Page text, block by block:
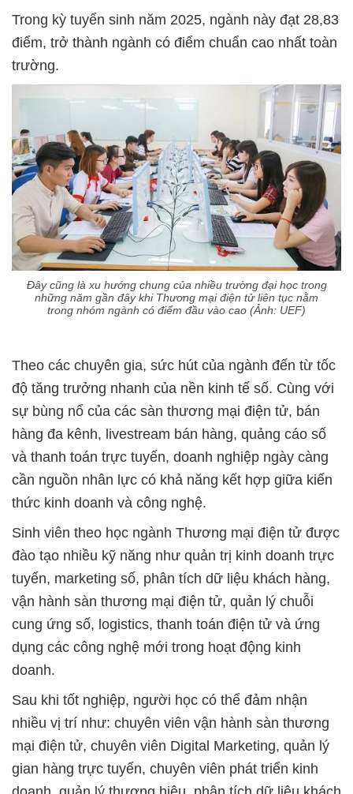
Trong kỳ tuyển sinh năm 2025, ngành này đạt 28,83
điểm, trở thành ngành có điểm chuẩn cao nhất toàn
trường.
Đây cũng là xu hướng chung của nhiều trường đại học trong
những năm gần đây khi Thương mại điện tử liên tục nằm
trong nhóm ngành có điểm đầu vào cao (Ảnh: UEF)
Theo các chuyên gia, sức hút của ngành đến từ tốc
độ tăng trưởng nhanh của nền kinh tế số. Cùng với
sự bùng nổ của các sàn thương mại điện tử, bán
hàng đa kênh, livestream bán hàng, quảng cáo số
và thanh toán trực tuyến, doanh nghiệp ngày càng
cần nguồn nhân lực có khả năng kết hợp giữa kiến
thức kinh doanh và công nghệ.
Sinh viên theo học ngành Thương mại điện tử được
đào tạo nhiều kỹ năng như quản trị kinh doanh trực
tuyến, marketing số, phân tích dữ liệu khách hàng,
vận hành sàn thương mại điện tử, quản lý chuỗi
cung ứng số, logistics, thanh toán điện tử và ứng
dụng các công nghệ mới trong hoạt động kinh
doanh.
Sau khi tốt nghiệp, người học có thể đảm nhận
nhiều vị trí như: chuyên viên vận hành sàn thương
mại điện tử, chuyên viên Digital Marketing, quản lý
gian hàng trực tuyến, chuyên viên phát triển kinh